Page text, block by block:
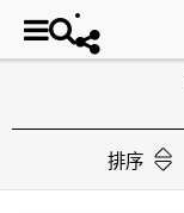
排序